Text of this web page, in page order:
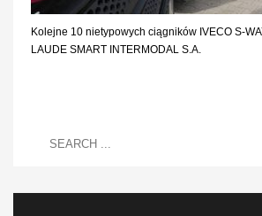
Kolejne 10 nietypowych ciągników IVECO S-
LAUDE SMART INTERMODAL S.A.